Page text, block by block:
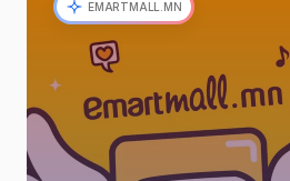
EMARTMALL.MN